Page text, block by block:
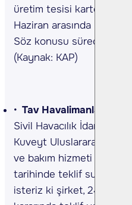
üretim tesisi karton
Haziran arasında üretimin
Söz konusu sürede bakım
(Kaynak: KAP)
Tav Havalimanları <
Sivil Havacılık İdaresi
Kuveyt Uluslararası
ve bakım hizmeti
tarihinde teklif sunduğunu
isteriz ki şirket, 24